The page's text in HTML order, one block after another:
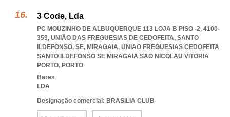
3 Code, Lda
PC MOUZINHO DE ALBUQUERQUE 113 LOJA B PISO -2, 4100-
359, UNIÃO DAS FREGUESIAS DE CEDOFEITA, SANTO
ILDEFONSO, SE, MIRAGAIA, UNIAO FREGUESIAS CEDOFEITA
SANTO ILDEFONSO SE MIRAGAIA SAO NICOLAU VITORIA
PORTO, PORTO
Bares
LDA
Designação comercial: BRASILIA CLUB